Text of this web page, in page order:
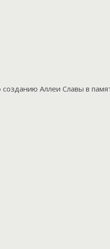
Аллеи Славы в